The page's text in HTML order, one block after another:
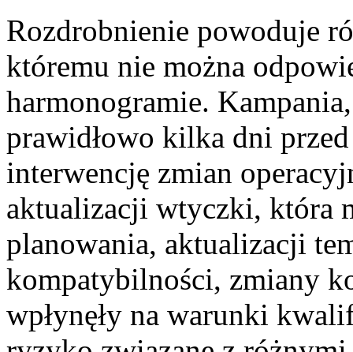
Rozdrobnienie powoduje
któremu nie można
harmonogramie.
prawidłowo kilka dni
interwencję zmian
aktualizacji wtyczki, która
planowania, aktualizacji
kompatybilności, zmiany
wpłynęły na warunki